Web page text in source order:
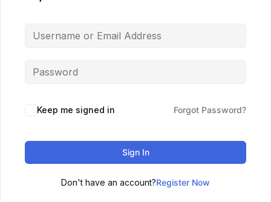
Keep me signed in Forgot Password?
Sign In
Don't have an account?Register Now